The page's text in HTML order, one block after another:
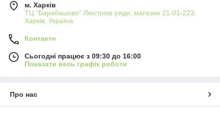
м. Харків
ТЦ "Барабашово" Люстрові ряди, магазин 21-01-223,
Харків, Україна
Контакти
Сьогодні працює з 09:30 до 16:00
Показати весь графік роботи
Про нас